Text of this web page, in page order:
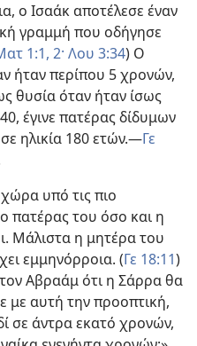
ο Ισαάκ αποτέλεσε έναν
γραμμή που οδήγησε
1:1, 2· Λου 3:34) Ο
ήταν περίπου 5 χρονών,
θυσία όταν ήταν ίσως
έγινε πατέρας δίδυμων
ηλικία 180 ετών.—Γε
υπό τις πιο
πατέρας του όσο και η
Μάλιστα η μητέρα του
εμμηνόρροια. (Γε 18:11)
Αβραάμ ότι η Σάρρα θα
με αυτή την προοπτική,
σε άντρα εκατό χρονών,